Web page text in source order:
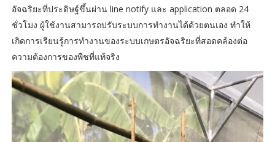
อัจฉริยะที่ประดิษฐ์ขึ้นผ่าน line notify และ application ตลอด 24
ชั่วโมง ผู้ใช้งานสามารถปรับระบบการทำงานได้ด้วยตนเอง ทำให้
เกิดการเรียนรู้การทำงานของระบบเกษตรอัจฉริยะที่สอดคล้องต่อ
ความต้องการของพืชที่แท้จริง